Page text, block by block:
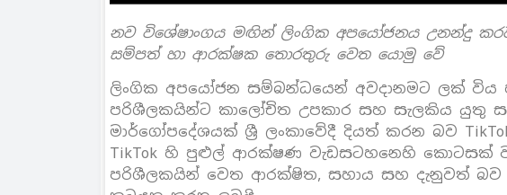
නව විශේෂාංගය මඟින් ලිංගික අපයෝජනය උනන්දු
සම්පත් හා ආරක්ෂක තොරතුරු වෙත යොමු වේ
ලිංගික අපයෝජන සම්බන්ධයෙන් අවදානමට ලක් විය
පරිශීලකයින්ට කාලෝචිත උපකාර සහ සැලකිය යුතු
මාර්ගෝපදේශයක් ශ්‍රී ලංකාවේදී දියත් කරන බව
TikTok හි පුළුල් ආරක්ෂණ වැඩසටහනෙහි කොටසක්
පරිශීලකයින් වෙත ආරක්ෂිත, සහාය සහ දැනුවත් බව